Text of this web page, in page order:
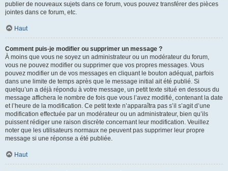
publier de nouveaux sujets dans ce forum, vous pouvez transférer des pièces
jointes dans ce forum, etc.
Haut
Comment puis-je modifier ou supprimer un message ?
À moins que vous ne soyez un administrateur ou un modérateur du forum,
vous ne pouvez modifier ou supprimer que vos propres messages. Vous
pouvez modifier un de vos messages en cliquant le bouton adéquat, parfois
dans une limite de temps après que le message initial ait été publié. Si
quelqu’un a déjà répondu à votre message, un petit texte situé en dessous du
message affichera le nombre de fois que vous l’avez modifié, contenant la date
et l’heure de la modification. Ce petit texte n’apparaîtra pas s’il s’agit d’une
modification effectuée par un modérateur ou un administrateur, bien qu’ils
puissent rédiger une raison discrète concernant leur modification. Veuillez
noter que les utilisateurs normaux ne peuvent pas supprimer leur propre
message si une réponse a été publiée.
Haut